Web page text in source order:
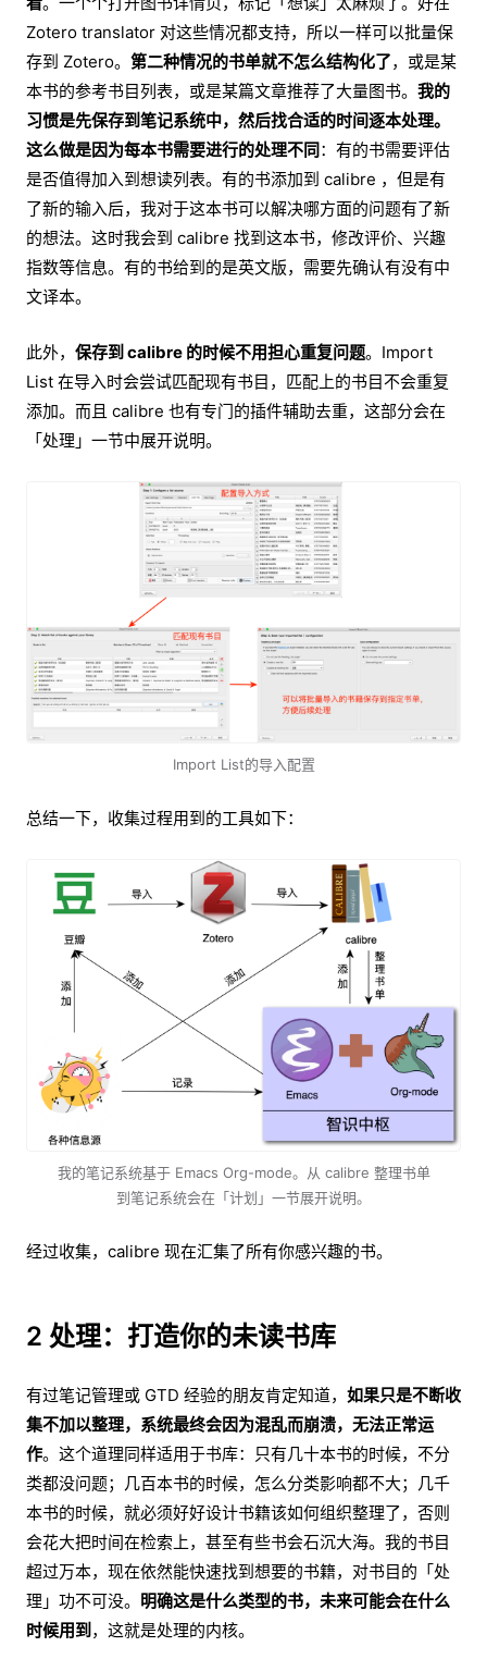
Zotero translator 对这些情况都支持，所以一样可以批量保
存到 Zotero。 第二种情况的书单就不怎么结构化了，或是某
本书的参考书目列表，或是某篇文章推荐了大量图书。 我的
习惯是先保存到笔记系统中，然后找合适的时间逐本处理。
这么做是因为每本书需要进行的处理不同：有的书需要评估
是否值得加入到想读列表。有的书添加到 calibre ，但是有
了新的输入后，我对于这本书可以解决哪方面的问题有了新
的想法。这时我会到 calibre 找到这本书，修改评价、兴趣
指数等信息。有的书给到的是英文版，需要先确认有没有中
文译本。
此外， 保存到 calibre 的时候不用担心重复问题。Import
List 在导入时会尝试匹配现有书目，匹配上的书目不会重复
添加。而且 calibre 也有专门的插件辅助去重，这部分会在
「处理」一节中展开说明。
Import List的导入配置
总结一下，收集过程用到的工具如下：
我的笔记系统基于 Emacs Org-mode。从 calibre 整理书单
到笔记系统会在「计划」一节展开说明。
经过收集，calibre 现在汇集了所有你感兴趣的书。
2 处理：打造你的未读书库
有过笔记管理或 GTD 经验的朋友肯定知道， 如果只是不断收
集不加以整理，系统最终会因为混乱而崩溃，无法正常运
作。这个道理同样适用于书库：只有几十本书的时候，不分
类都没问题；几百本书的时候，怎么分类影响都不大；几千
本书的时候，就必须好好设计书籍该如何组织整理了，否则
会花大把时间在检索上，甚至有些书会石沉大海。我的书目
超过万本，现在依然能快速找到想要的书籍，对书目的「处
理」功不可没。 明确这是什么类型的书，未来可能会在什么
时候用到 ，这就是处理的内核。